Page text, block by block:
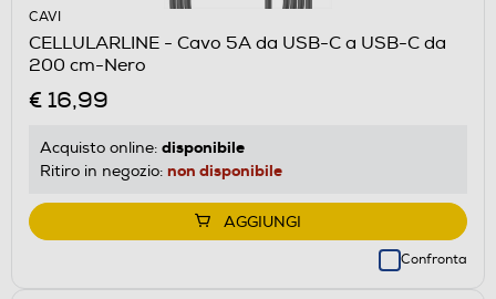
CAVI
CELLULARLINE - Cavo 5A da USB-C a USB-C da
200 cm-Nero
€ 16,99
Acquisto online: disponibile
Ritiro in negozio: non disponibile
AGGIUNGI
Confronta